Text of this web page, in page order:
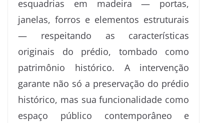
esquadrias em madeira — portas,
janelas, forros e elementos estruturais
— respeitando as características
originais do prédio, tombado como
patrimônio histórico. A intervenção
garante não só a preservação do prédio
histórico, mas sua funcionalidade como
espaço público contemporâneo e